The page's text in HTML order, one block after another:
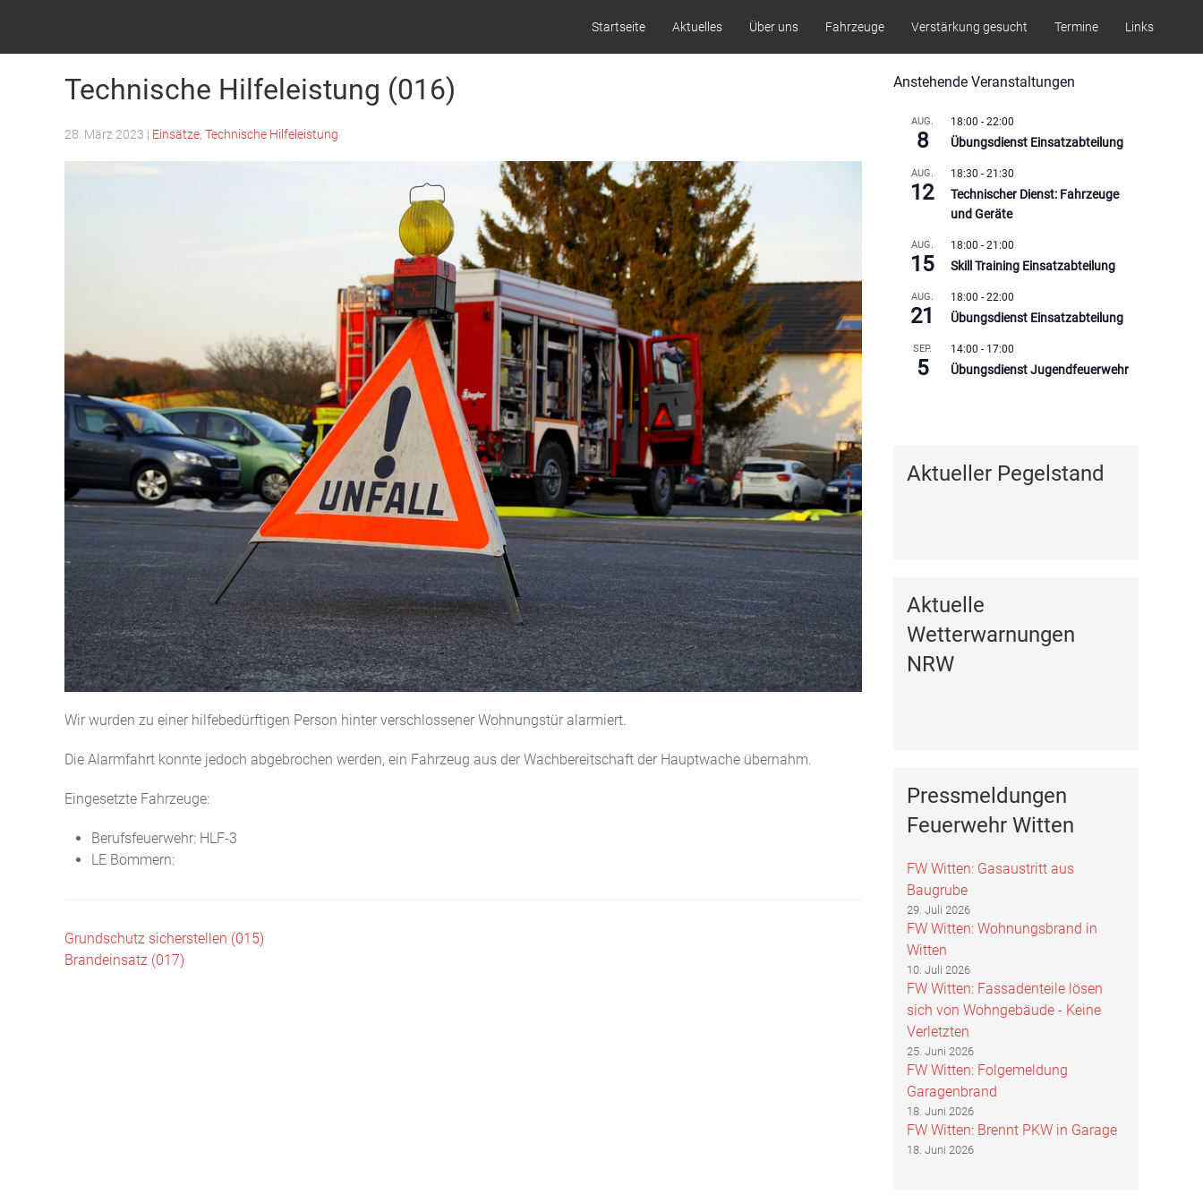
Startseite Aktuelles Über uns Fahrzeuge Verstärkung gesucht Termine Links
Technische Hilfeleistung (016)
28. März 2023 | Einsätze Technische Hilfeleistung
Wir wurden zu einer hilfebedürftigen Person hinter verschlossener Wohnungstür alarmiert.
Die Alarmfahrt konnte jedoch abgebrochen werden, ein Fahrzeug aus der Wachbereitschaft der Hauptwache übernahm.
Eingesetzte Fahrzeuge:
Berufsfeuerwehr: HLF-3
LE Bommern:
Beitragsnavigation
Grundschutz sicherstellen (015)
Brandeinsatz (017)
Anstehende Veranstaltungen
AUG.
8
18:00 -22:00
Übungsdienst Einsatzabteilung
AUG.
12
18:30 -21:30
Technischer Dienst: Fahrzeuge
und Geräte
AUG.
15
18:00 -21:00
Skill Training Einsatzabteilung
AUG.
21
18:00 -22:00
Übungsdienst Einsatzabteilung
SEP.
5
14:00 - 17:00
Übungsdienst Jugendfeuerwehr
Aktueller Pegelstand
Aktuelle
Wetterwarnungen
NRW
Pressmeldungen
Feuerwehr Witten
FW Witten: Gasaustritt aus
Baugrube
29. Juli 2026
FW Witten: Wohnungsbrand in
Witten
10. Juli 2026
FW Witten: Fassadenteile lösen
sich von Wohngebäude - Keine
Verletzten
25. Juni 2026
FW Witten: Folgemeldung
Garagenbrand
18. Juni 2026
FW Witten: Brennt PKW in Garage
18. Juni 2026